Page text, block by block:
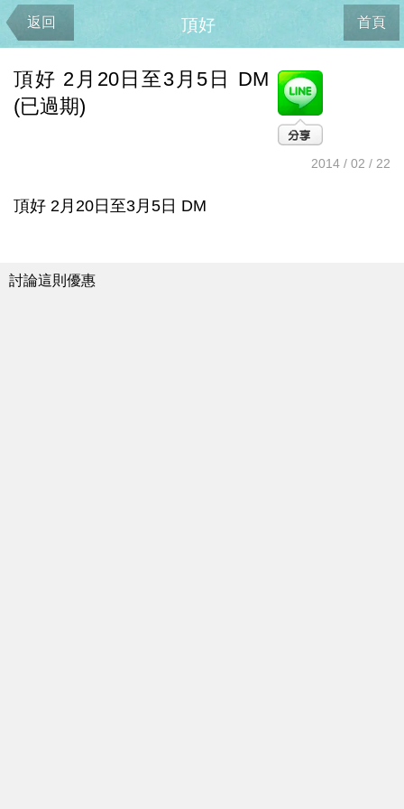
返回 首頁
頂好
頂好 2月20日至3月5日 DM
(已過期)
2014 / 02 / 22
頂好 2月20日至3月5日 DM
討論這則優惠